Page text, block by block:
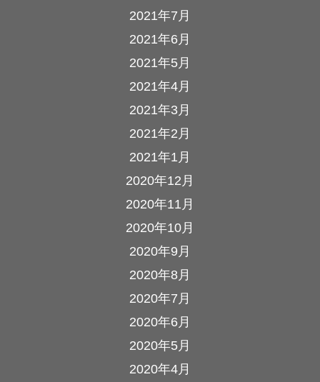
2021年7月
2021年6月
2021年5月
2021年4月
2021年3月
2021年2月
2021年1月
2020年12月
2020年11月
2020年10月
2020年9月
2020年8月
2020年7月
2020年6月
2020年5月
2020年4月